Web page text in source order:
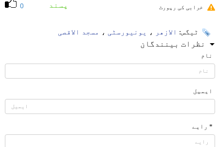
0 پسند خرابی کی رپورٹ
ٹیگس: الازھر ، یونیورسٹی ، مسجد الاقصی
نظرات بینندگان
نام
ایمیل
* رایے